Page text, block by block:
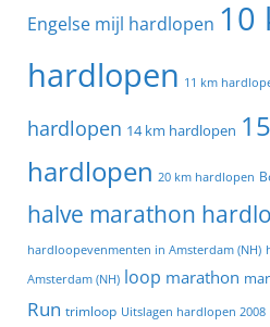
Engelse mijl hardlopen 10
hardlopen 11 km
hardlopen 14 km hardlopen
hardlopen 20 km hardlopen
halve marathon
hardloopevenmenten in Amsterdam (NH)
Amsterdam (NH) loop marathon
Run trimloop Uitslagen hardlopen 2008